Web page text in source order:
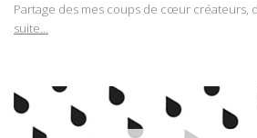
Partage des mes coups de cœur créateurs,
suite...